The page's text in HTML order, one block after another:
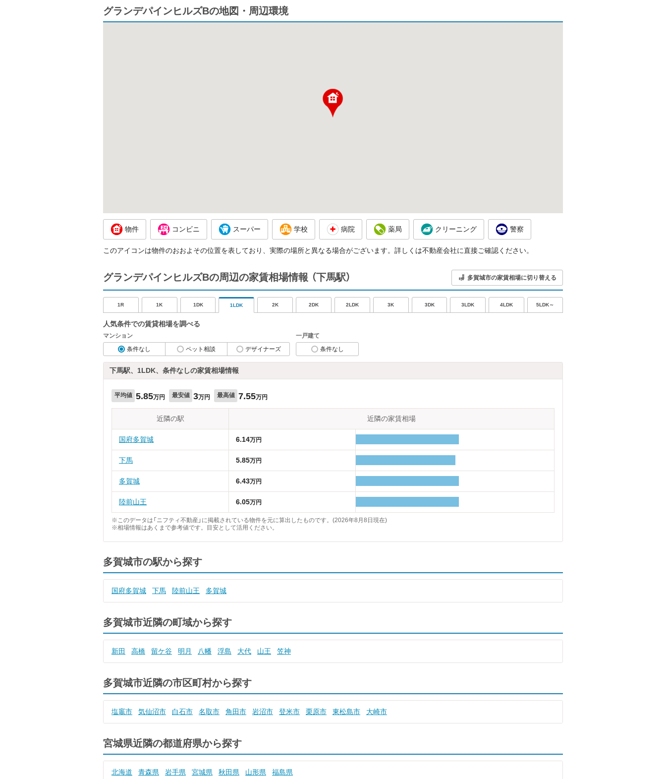
グランデパインヒルズBの地図・周辺環境
物件 コンビニ スーパー 学校 病院 薬局 クリーニング 警察
このアイコンは物件のおおよその位置を表しており、実際の場所と異なる場合がございます。詳しくは不動産会社に直接ご確認ください。
グランデパインヒルズBの周辺の家賃相場情報 （下馬駅） 多賀城市の家賃相場に切り替える
1R 1K 1DK 1LDK 2K 2DK 2LDK 3K 3DK 3LDK 4LDK 5LDK～
人気条件での賃貸相場を調べる
マンション
条件なし
ペット相談 デザイナーズ
一戸建て
条件なし
下馬駅、1LDK、条件なしの家賃相場情報
平均値 5.85万円 最安値 3万円 最高値 7.55万円
近隣の駅 近隣の家賃相場
国府多賀城 6.14万円
下馬 5.85万円
多賀城 6.43万円
陸前山王 6.05万円
※このデータは「ニフティ不動産」に掲載されている物件を元に算出したものです。(2026年8月8日現在)
※相場情報はあくまで参考値です。目安として活用ください。
多賀城市の駅から探す
国府多賀城 下馬 陸前山王 多賀城
多賀城市近隣の町域から探す
新田 高橋 留ケ谷 明月 八幡 浮島 大代 山王 笠神
多賀城市近隣の市区町村から探す
塩竈市 気仙沼市 白石市 名取市 角田市 岩沼市 登米市 栗原市 東松島市 大崎市
宮城県近隣の都道府県から探す
北海道 青森県 岩手県 宮城県 秋田県 山形県 福島県